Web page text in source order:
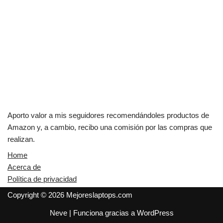
Aporto valor a mis seguidores recomendándoles productos de
Amazon y, a cambio, recibo una comisión por las compras que
realizan.
Home
Acerca de
Política de privacidad
Copyright © 2026 Mejoreslaptops.com
Neve| Funciona gracias a WordPress